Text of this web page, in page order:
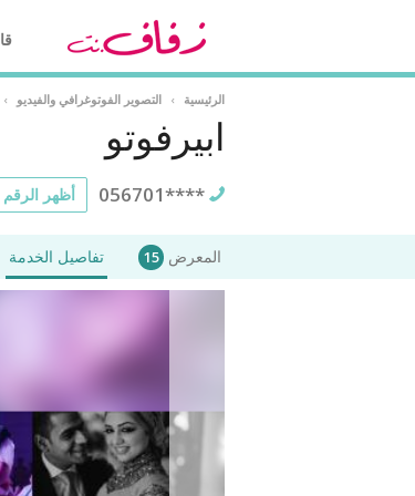
الرئيسية › التصوير الفوتوغرافي والفيديو ›
ابيرفوتو
056701**** أظهر الرقم
المعرض 15 تفاصيل الخدمة